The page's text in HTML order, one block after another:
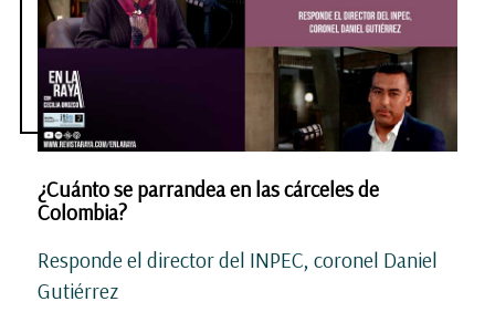
¿Cuánto se parrandea en las cárceles de
Colombia?
Responde el director del INPEC, coronel Daniel
Gutiérrez